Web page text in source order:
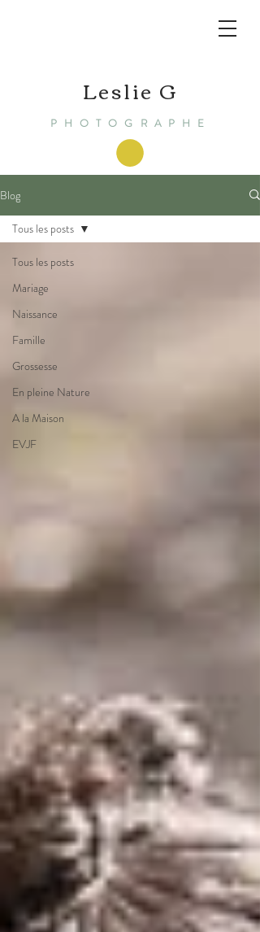
Leslie G
PHOTOGRAPHE
Blog
Tous les posts
Mariage
Naissance
Famille
Grossesse
En pleine Nature
A la Maison
EVJF
Tous les posts